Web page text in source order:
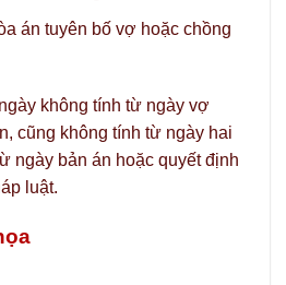
án tuyên bố vợ hoặc chồng
không tính từ ngày vợ
cũng không tính từ ngày hai
ngày bản án hoặc quyết định
luật.